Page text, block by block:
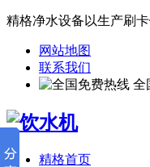
精格净水设备以生产刷
网站地图
联系我们
全
精格首页